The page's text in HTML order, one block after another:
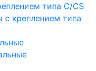
типа C/CS
с креплением типа